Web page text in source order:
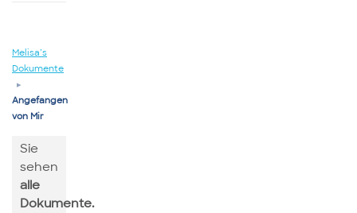
Melisa’s
Dokumente
▸
Angefangen
von Mir
Sie
sehen
alle
Dokumente.